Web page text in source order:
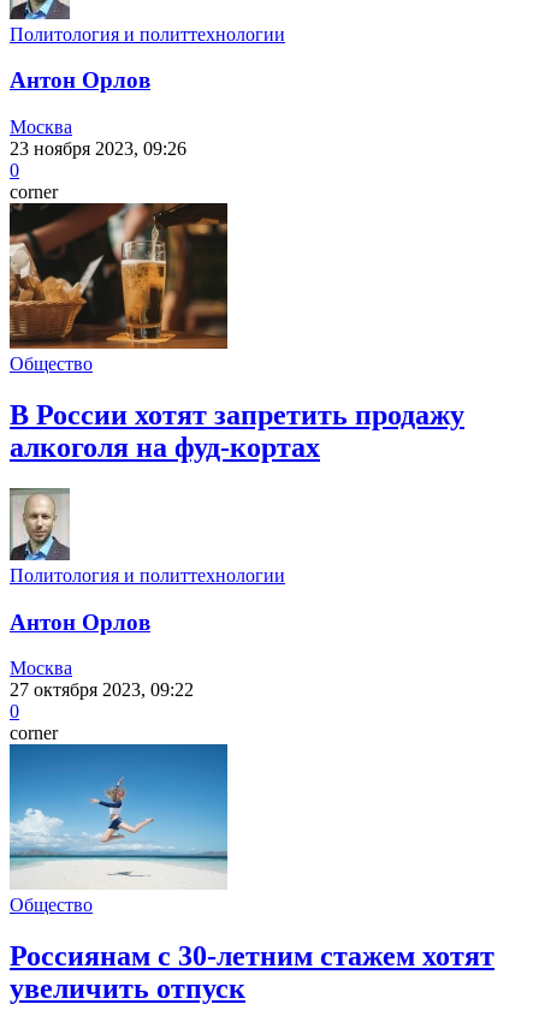
Политология и политтехнологии
Антон Орлов
Москва
23 ноября 2023, 09:26
0
corner
Общество
В России хотят запретить продажу
алкоголя на фуд-кортах
Политология и политтехнологии
Антон Орлов
Москва
27 октября 2023, 09:22
0
corner
Общество
Россиянам с 30-летним стажем хотят
увеличить отпуск